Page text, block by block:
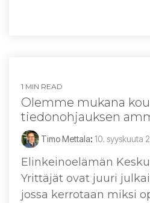
1 MIN READ
Olemme mukana
tiedonohjauksen
Timo Mettala: 10. syyskuuta
Elinkeinoelämän
Yrittäjät ovat juuri
jossa kerrotaan miksi